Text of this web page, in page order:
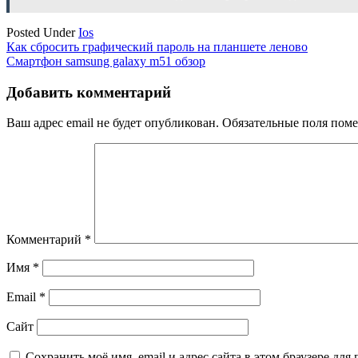
Posted UnderIos
Навигация
по
записям
Как сбросить графический пароль на планшете леново
Смартфон samsung galaxy m51 обзор
Добавить комментарий
Ваш адрес email не будет опубликован. Обязательные поля
Комментарий *
Имя *
Email *
Сайт